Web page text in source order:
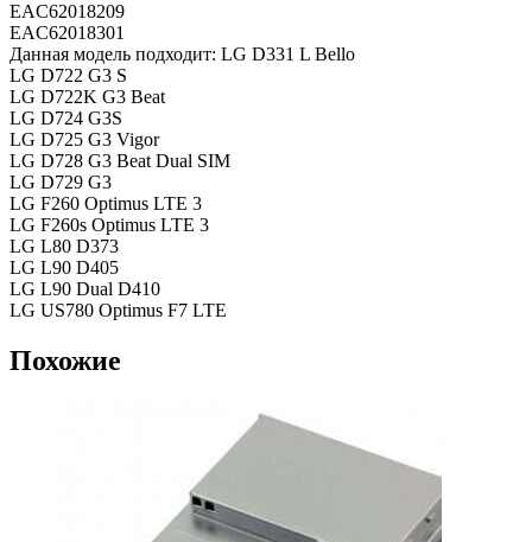
EAC62018209
EAC62018301
Данная модель подходит: LG D331 L Bello
LG D722 G3 S
LG D722K G3 Beat
LG D724 G3S
LG D725 G3 Vigor
LG D728 G3 Beat Dual SIM
LG D729 G3
LG F260 Optimus LTE 3
LG F260s Optimus LTE 3
LG L80 D373
LG L90 D405
LG L90 Dual D410
LG US780 Optimus F7 LTE
Похожие